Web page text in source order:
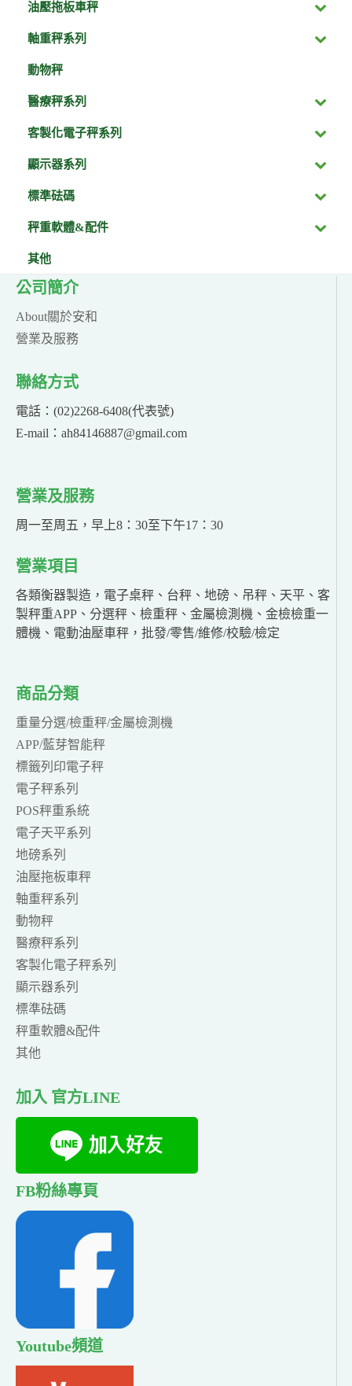
油壓拖板車秤
軸重秤系列
動物秤
醫療秤系列
客製化電子秤系列
顯示器系列
標準砝碼
秤重軟體&配件
其他
公司簡介
About關於安和
營業及服務
聯絡方式
電話：(02)2268-6408(代表號)
E-mail：ah84146887@gmail.com
營業及服務
周一至周五，早上8：30至下午17：30
營業項目
各類衡器製造，電子桌秤、台秤、地磅、吊秤、天平、客
製秤重APP、分選秤、檢重秤、金屬檢測機、金檢檢重一
體機、電動油壓車秤，批發/零售/維修/校驗/檢定
商品分類
重量分選/檢重秤/金屬檢測機
APP/藍芽智能秤
標籤列印電子秤
電子秤系列
POS秤重系統
電子天平系列
地磅系列
油壓拖板車秤
軸重秤系列
動物秤
醫療秤系列
客製化電子秤系列
顯示器系列
標準砝碼
秤重軟體&配件
其他
加入 官方LINE
FB粉絲專頁
Youtube頻道